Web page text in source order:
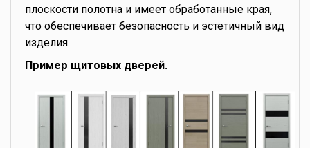
плоскости полотна и имеет обработанные края,
что обеспечивает безопасность и эстетичный вид
изделия.
Пример щитовых дверей.